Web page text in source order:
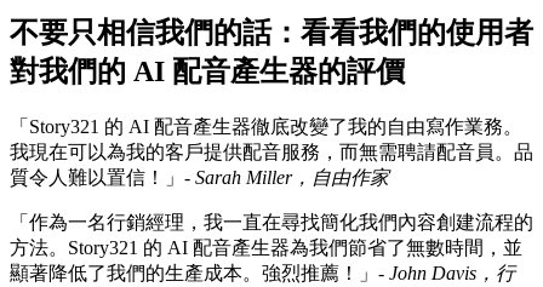
不要只相信我們的話：看看我們的使用者
對我們的 AI 配音產生器的評價
「Story321 的 AI 配音產生器徹底改變了我的自由寫作業務。
我現在可以為我的客戶提供配音服務，而無需聘請配音員。品
質令人難以置信！」- Sarah Miller，自由作家
「作為一名行銷經理，我一直在尋找簡化我們內容創建流程的
方法。Story321 的 AI 配音產生器為我們節省了無數時間，並
顯著降低了我們的生產成本。強烈推薦！」- John Davis，行